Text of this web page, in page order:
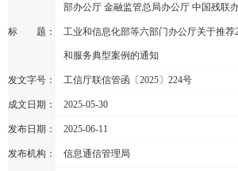
部办公厅 金融监管总局办公厅 中国残联
标 题： 工业和信息化部等六部门办公厅关于推荐
和服务典型案例的通知
发文字号： 工信厅联信管函〔2025〕224号
成文日期： 2025-05-30
发布日期： 2025-06-11
发布机构： 信息通信管理局